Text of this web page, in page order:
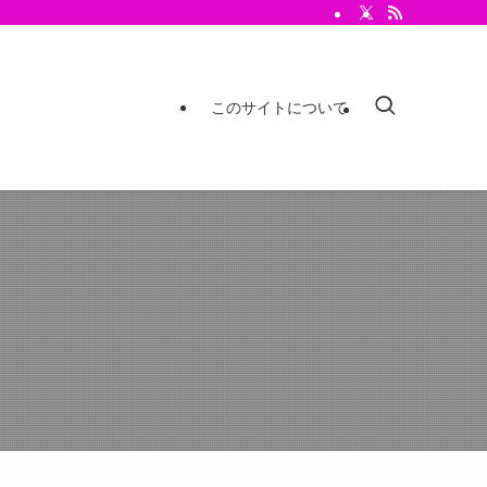
このサイトについて